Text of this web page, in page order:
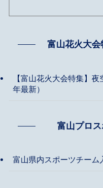
富山花火大
【富山花火大会特集】
年最新）
富山プロ
富山県内スポーツチーム